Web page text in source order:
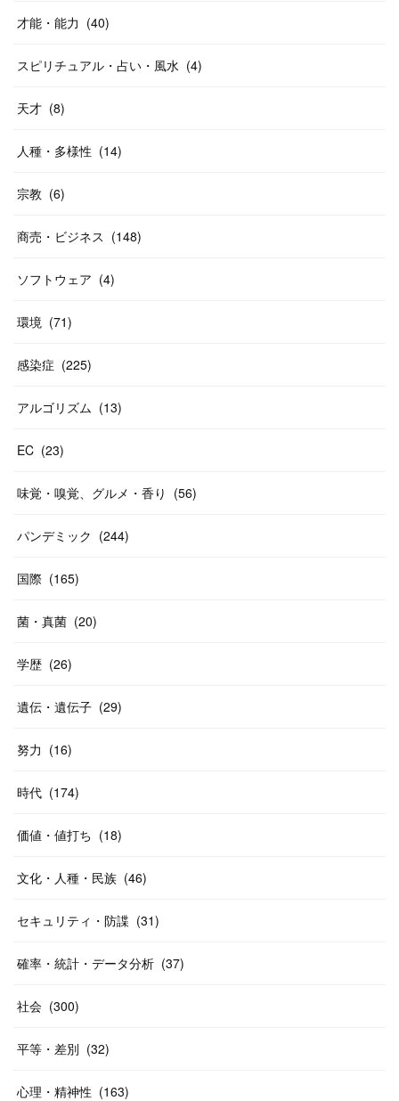
才能・能力 (40)
スピリチュアル・占い・風水 (4)
天才 (8)
人種・多様性 (14)
宗教 (6)
商売・ビジネス (148)
ソフトウェア (4)
環境 (71)
感染症 (225)
アルゴリズム (13)
EC (23)
味覚・嗅覚、グルメ・香り (56)
パンデミック (244)
国際 (165)
菌・真菌 (20)
学歴 (26)
遺伝・遺伝子 (29)
努力 (16)
時代 (174)
価値・値打ち (18)
文化・人種・民族 (46)
セキュリティ・防諜 (31)
確率・統計・データ分析 (37)
社会 (300)
平等・差別 (32)
心理・精神性 (163)